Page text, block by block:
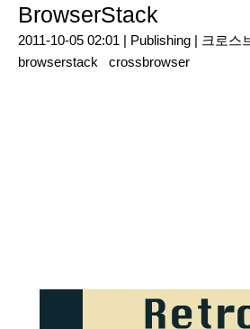
BrowserStack
2011-10-05 02:01 | Publishing | 크로스
browserstack
crossbrowser